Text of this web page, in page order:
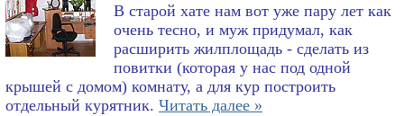
В старой хате нам вот уже пару лет как
очень тесно, и муж придумал, как
расширить жилплощадь - сделать из
повитки (которая у нас под одной
крышей с домом) комнату, а для кур построить
отдельный курятник. Читать далее »